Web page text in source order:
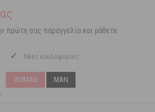
πρώτη σας παραγγελία και μάθετε
✓ Νέες κυκλοφορίες
WOMAN MAN